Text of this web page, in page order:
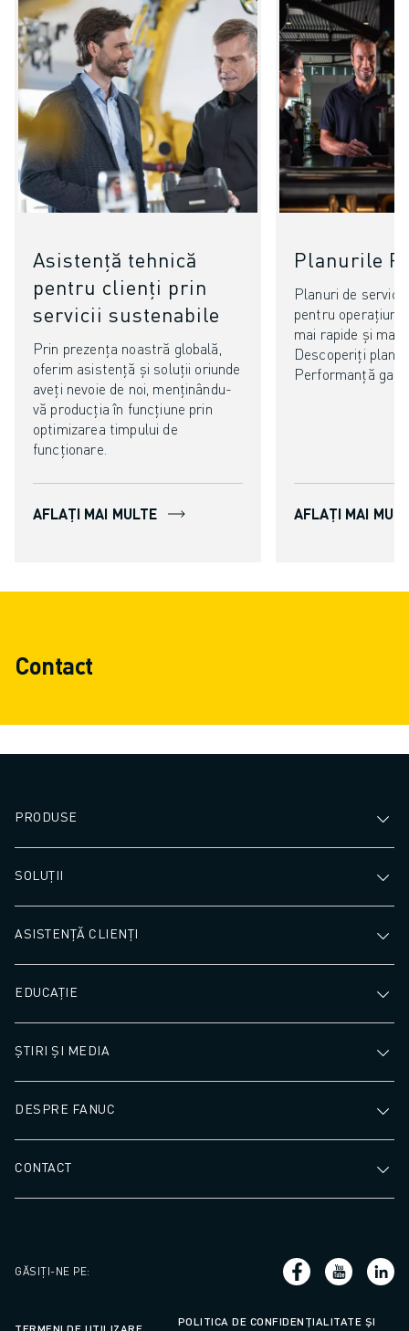
Asistență tehnică
pentru clienți prin
servicii sustenabile
Prin prezența noastră globală,
oferim asistență și soluții oriunde
aveți nevoie de noi, menținându-
vă producția în funcțiune prin
optimizarea timpului de
funcționare.
AFLAȚI MAI MULTE
Planurile
Planuri de
pentru operațiuni
mai rapide și mai
Descoperiți
Performanță
AFLAȚI MAI
Contact
PRODUSE
SOLUȚII
ASISTENȚĂ CLIENȚI
EDUCAȚIE
ȘTIRI ȘI MEDIA
DESPRE FANUC
CONTACT
GĂSIȚI-NE PE:
POLITICA DE CONFIDENȚIALITATE ȘI